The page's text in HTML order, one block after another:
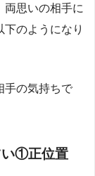
両思いの相手に
のようになり
手の気持ちで
い①正位置